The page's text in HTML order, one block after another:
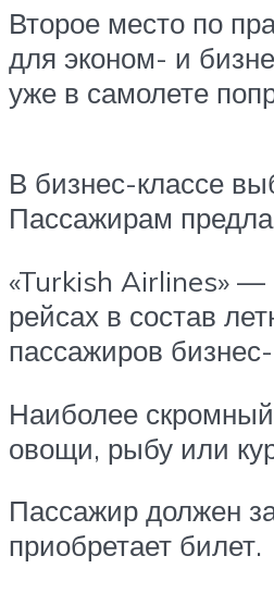
Второе место по
для эконом- и
уже в самолете
В бизнес-классе
Пассажирам
«Turkish Airlines» —
рейсах в состав
пассажиров
Наиболее
овощи, рыбу или
Пассажир должен
приобретает билет.